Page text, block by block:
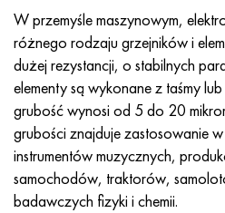
W przemyśle maszynowym,
różnego rodzaju grzejników i
dużej rezystancji, o stabilnych
elementy są wykonane z taśmy
grubość wynosi od 5 do 20
grubości znajduje zastosowanie
instrumentów muzycznych,
samochodów, traktorów,
badawczych fizyki i chemii.